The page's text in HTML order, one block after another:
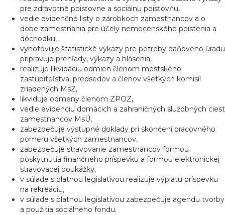
pre zdravotné poisťovne a sociálnu poisťovňu,
vedie evidenčné listy o zárobkoch zamestnancov a o
dobe zamestnania pre účely nemocenského poistenia a
dôchodku,
vyhotovuje štatistické výkazy pre potreby daňového úradu
pripravuje prehľady, výkazy a hlásenia,
realizuje likvidáciu odmien členom mestského
zastupiteľstva, predsedov a členov všetkých komisií
zriadených MsZ,
likviduje odmeny členom ZPOZ,
vedie evidenciu domácich a zahraničných služobných ciest
zamestnancov MsÚ,
zabezpečuje výstupné doklady pri skončení pracovného
pomeru všetkých zamestnancov,
zabezpečuje stravovanie zamestnancov formou
poskytnutia finančného príspevku a formou elektronickej
stravovacej poukážky,
v súlade s platnou legislatívou realizuje výplatu príspevku
na rekreáciu,
v súlade s platnou legislatívou zabezpečuje agendu tvorby
a použitia sociálneho fondu.